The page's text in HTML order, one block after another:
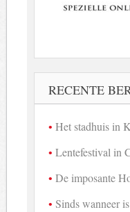
RECENTE
Het stadhuis in
Lentefestival in
De imposante
Sinds wanneer